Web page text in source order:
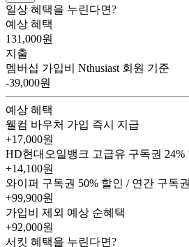
일상 혜택을 누린다면?
예상 혜택
131,000원
지출
멤버십 가입비
Nthusiast 회원 기준
-39,000원
예상 혜택
웰컴 바우처 가입 즉시 지급
+17,000원
HD현대오일뱅크 고급유 구독권 24%
+14,100원
와이퍼 구독권 50% 할인 / 연간 구독권
+99,900원
가입비 제외 예상 순혜택
+92,000원
서킷 혜택을 누린다면?